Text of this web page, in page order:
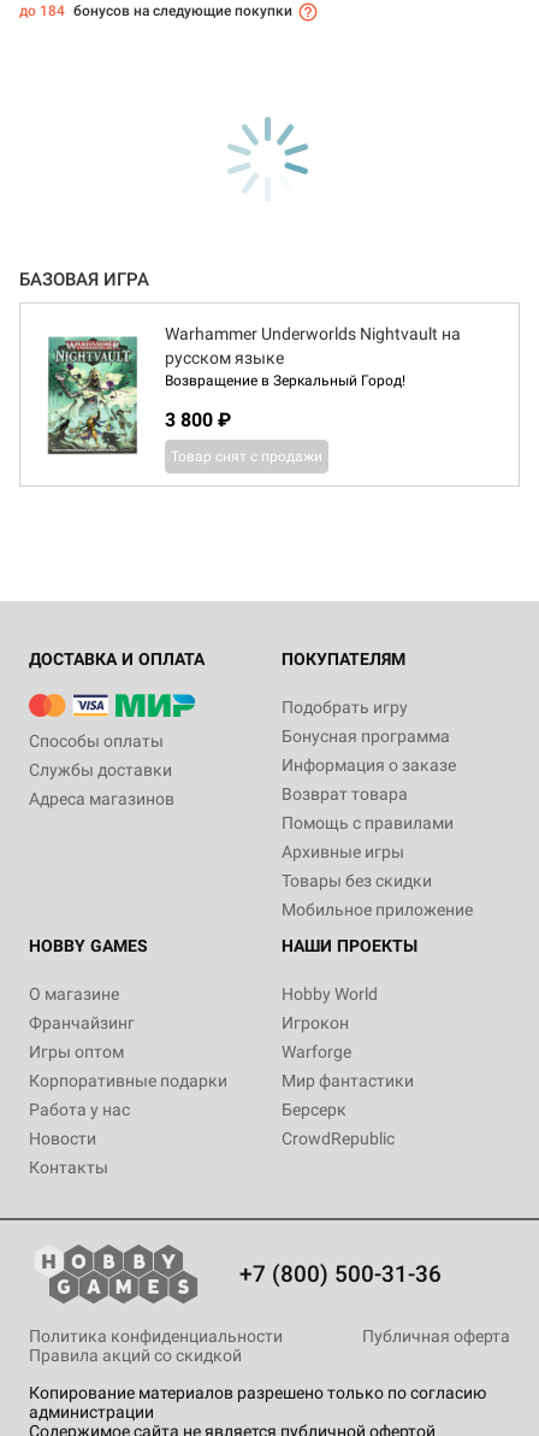
до 184 бонусов на следующие покупки
БАЗОВАЯ ИГРА
Warhammer Underworlds Nightvault на
русском языке
Возвращение в Зеркальный Город!
3 800 ₽
Товар снят с продажи
ДОСТАВКА И ОПЛАТА
Способы оплаты
Службы доставки
Адреса магазинов
ПОКУПАТЕЛЯМ
Подобрать игру
Бонусная программа
Информация о заказе
Возврат товара
Помощь с правилами
Архивные игры
Товары без скидки
Мобильное приложение
HOBBY GAMES
О магазине
Франчайзинг
Игры оптом
Корпоративные подарки
Работа у нас
Новости
Контакты
НАШИ ПРОЕКТЫ
Hobby World
Игрокон
Warforge
Мир фантастики
Берсерк
CrowdRepublic
+7 (800) 500-31-36
Копирование материалов разрешено только по согласию
администрации
Содержимое сайта не является публичной офертой
Политика конфиденциальности
Публичная оферта
Правила акций со скидкой